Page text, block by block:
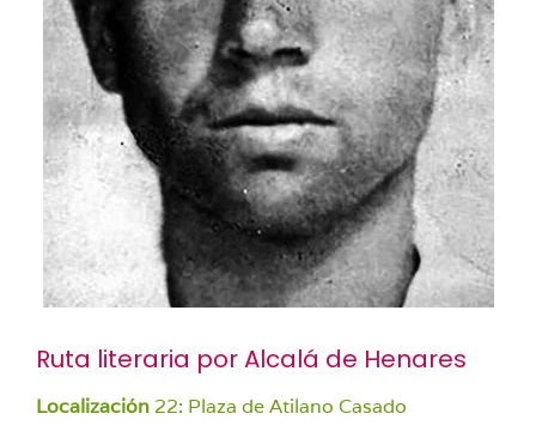
Ruta literaria por Alcalá de Henares
Localización 22: Plaza de Atilano Casado